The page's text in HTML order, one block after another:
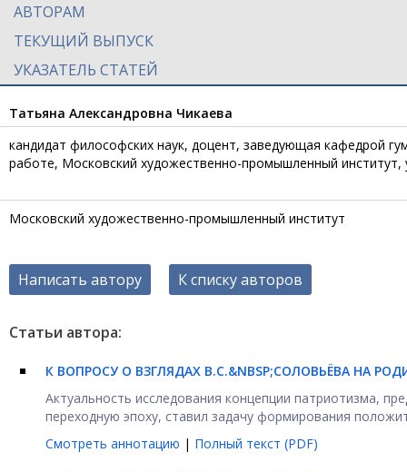
АВТОРАМ
ТЕКУЩИЙ ВЫПУСК
УКАЗАТЕЛЬ СТАТЕЙ
Татьяна Александровна Чикаева
кандидат философских наук, доцент, заведующая кафедрой
работе, Московский художественно-промышленный институт,
Московский художественно-промышленный институт
Написать автору К списку авторов
Статьи автора:
К ВОПРОСУ О ВЗГЛЯДАХ В.С.&NBSP;СОЛОВЬЁВА НА
Актуальность исследования концепции патриотизма,
переходную эпоху, ставил задачу формирования
Смотреть аннотацию | Полный текст (PDF)